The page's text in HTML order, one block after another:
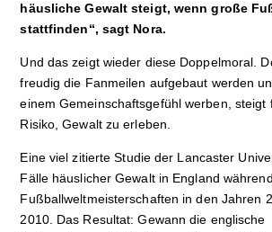
häusliche Gewalt steigt, wenn große
stattfinden“, sagt Nora.
Und das zeigt wieder diese Doppelmoral.
freudig die Fanmeilen aufgebaut werden
einem Gemeinschaftsgefühl werben, steigt
Risiko, Gewalt zu erleben.
Eine viel zitierte Studie der Lancaster
Fälle häuslicher Gewalt in England
Fußballweltmeisterschaften in den Jahren
2010. Das Resultat: Gewann die englische